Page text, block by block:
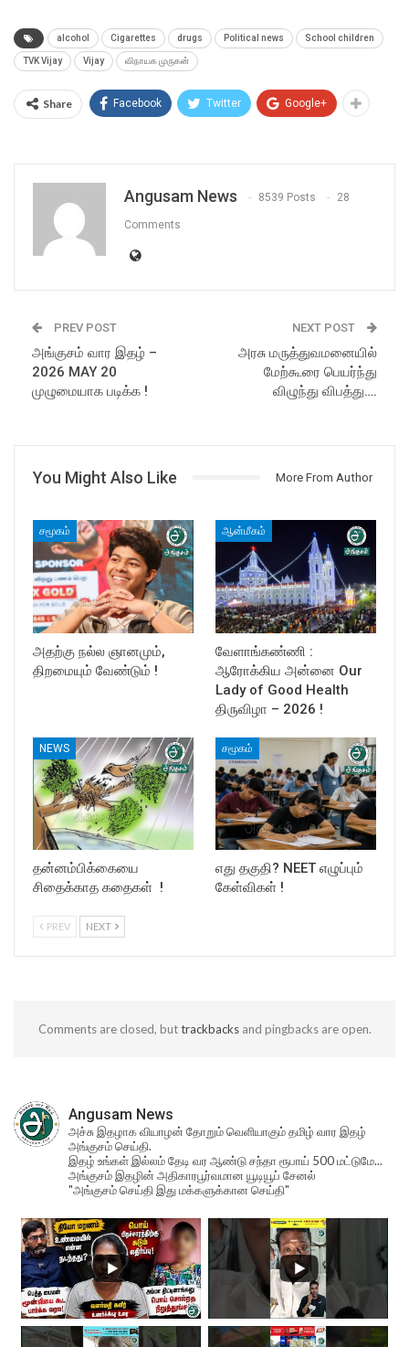
alcohol Cigarettes drugs Political news School children
TVK Vijay Vijay விநாயக முருகன்
Share Facebook Twitter Google+
Angusam News 8539 Posts 28
Comments
PREV POST
அங்குசம் வார இதழ் –
2026 MAY 20
முழுமையாக படிக்க !
NEXT POST
அரசு மருத்துவமனையில்
மேற்கூரை பெயர்ந்து
விழுந்து விபத்து….
You Might Also Like More From Author
சமூகம்
அதற்கு நல்ல ஞானமும்,
திறமையும் வேண்டும் !
ஆன்மீகம்
வேளாங்கண்ணி :
ஆரோக்கிய அன்னை Our
Lady of Good Health
திருவிழா – 2026 !
NEWS
தன்னம்பிக்கையை
சிதைக்காத கதைகள் !
சமூகம்
எது தகுதி? NEET எழுப்பும்
கேள்விகள் !
PREV NEXT
Comments are closed, buttrackbacksand pingbacks are open.
Angusam News
அச்சு இதழாக வியாழன் தோறும் வெளியாகும் தமிழ் வார இதழ்
அங்குசம் செய்தி.
இதழ் உங்கள் இல்லம் தேடி வர ஆண்டு சந்தா ரூபாய் 500 மட்டுமே...
அங்குசம் இதழின் அதிகாரபூர்வமான யூடியூப் சேனல்
"அங்குசம் செய்தி இது மக்களுக்கான செய்தி"